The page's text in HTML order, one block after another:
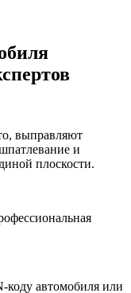
выправляют
и
плоскости.
автомобиля или